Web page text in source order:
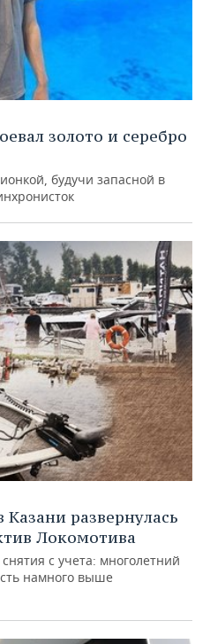
золото и серебро
будучи запасной в
развернулась
Локомотива
с учета: многолетний
намного выше